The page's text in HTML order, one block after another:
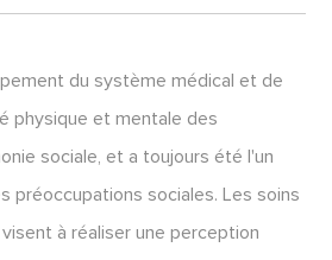
du système médical et de
physique et mentale des
sociale, et a toujours été l'un
préoccupations sociales. Les soins
à réaliser une perception